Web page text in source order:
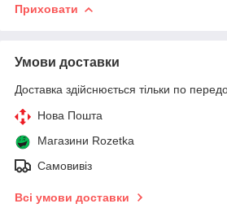
Приховати
Умови доставки
Доставка здійснюється тільки по
Нова Пошта
Магазини Rozetka
Самовивіз
Всі умови доставки